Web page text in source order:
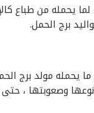
يحمله من طباع
برج الحمل.
يحمله مولد برج
وصعوبتها ،